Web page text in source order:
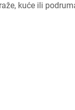
kuće ili